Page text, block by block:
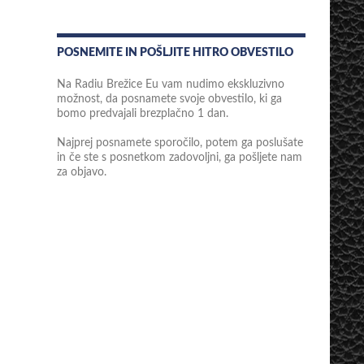
POSNEMITE IN POŠLJITE HITRO OBVESTILO
Na Radiu Brežice Eu vam nudimo ekskluzivno
možnost, da posnamete svoje obvestilo, ki ga
bomo predvajali brezplačno 1 dan.
Najprej posnamete sporočilo, potem ga poslušate
in če ste s posnetkom zadovoljni, ga pošljete nam
za objavo.